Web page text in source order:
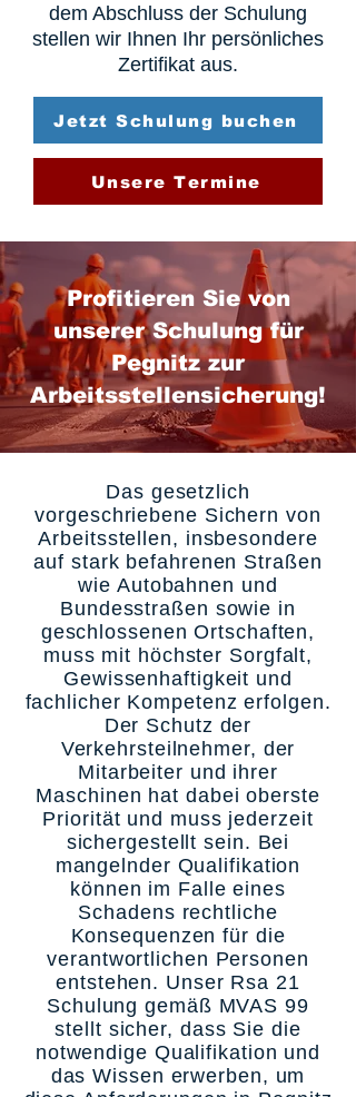
dem Abschluss der Schulung
stellen wir Ihnen Ihr persönliches
Zertifikat aus.
Jetzt Schulung buchen
Unsere Termine
Profitieren Sie von
unserer Schulung für
Pegnitz zur
Arbeitsstellensicherung!
Das gesetzlich
vorgeschriebene Sichern von
Arbeitsstellen, insbesondere
auf stark befahrenen Straßen
wie Autobahnen und
Bundesstraßen sowie in
geschlossenen Ortschaften,
muss mit höchster Sorgfalt,
Gewissenhaftigkeit und
fachlicher Kompetenz erfolgen.
Der Schutz der
Verkehrsteilnehmer, der
Mitarbeiter und ihrer
Maschinen hat dabei oberste
Priorität und muss jederzeit
sichergestellt sein. Bei
mangelnder Qualifikation
können im Falle eines
Schadens rechtliche
Konsequenzen für die
verantwortlichen Personen
entstehen. Unser Rsa 21
Schulung gemäß MVAS 99
stellt sicher, dass Sie die
notwendige Qualifikation und
das Wissen erwerben, um